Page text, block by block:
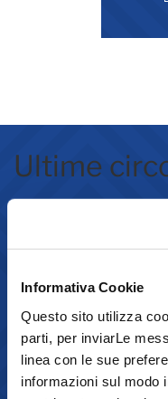
Informativa Cookie
Questo sito utilizza
parti, per inviarLe
linea con le sue
informazioni sul modo
Ultime
31 Luglio 2026
associative